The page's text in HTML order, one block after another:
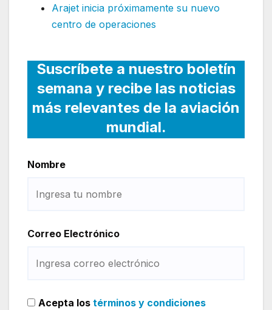
Arajet inicia próximamente su nuevo
centro de operaciones
Suscríbete a nuestro boletín
semana y recibe las noticias
más relevantes de la aviación
mundial.
Nombre
Correo Electrónico
Acepta los términos y condiciones